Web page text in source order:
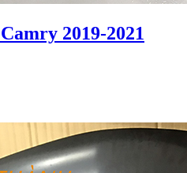
2019-2021